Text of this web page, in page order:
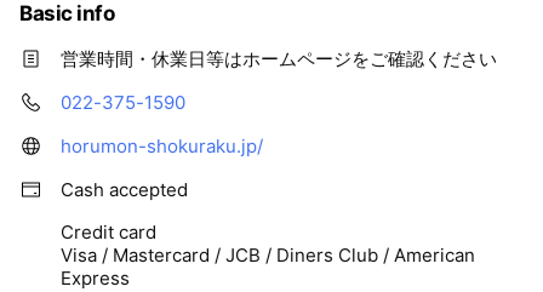
Basic info
営業時間・休業日等はホームページをご確認ください
022-375-1590
horumon-shokuraku.jp/
Cash accepted
Credit card
Visa / Mastercard / JCB / Diners Club / American
Express